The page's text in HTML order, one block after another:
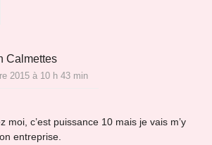
Calmettes
2015 à 10 h 43 min
moi, c’est puissance 10 mais je vais m’y
entreprise.